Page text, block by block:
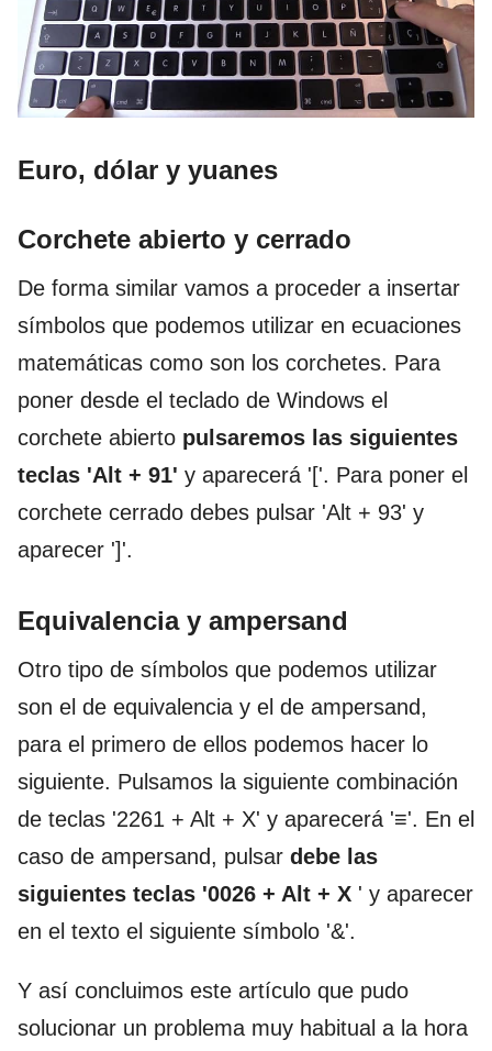
Euro, dólar y yuanes
Corchete abierto y cerrado
De forma similar vamos a proceder a insertar
símbolos que podemos utilizar en ecuaciones
matemáticas como son los corchetes. Para
poner desde el teclado de Windows el
corchete abierto pulsaremos las siguientes
teclas 'Alt + 91' y aparecerá '['. Para poner el
corchete cerrado debes pulsar 'Alt + 93' y
aparecer ']'.
Equivalencia y ampersand
Otro tipo de símbolos que podemos utilizar
son el de equivalencia y el de ampersand,
para el primero de ellos podemos hacer lo
siguiente. Pulsamos la siguiente combinación
de teclas '2261 + Alt + X' y aparecerá '≡'. En el
caso de ampersand, pulsar debe las
siguientes teclas '0026 + Alt + X ' y aparecer
en el texto el siguiente símbolo '&'.
Y así concluimos este artículo que pudo
solucionar un problema muy habitual a la hora